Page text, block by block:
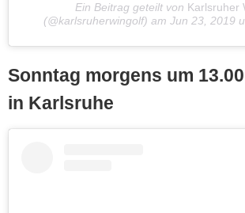
Ein Beitrag geteilt von Karlsruher
(@karlsruherwingolf) am Jun 23, 2019
Sonntag morgens um
in Karlsruhe